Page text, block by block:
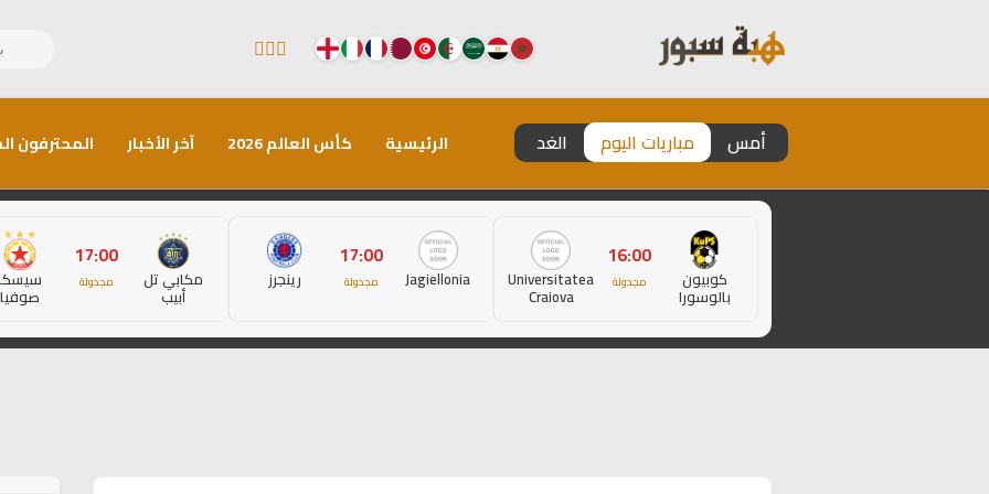
أمس مباريات اليوم الغد الرئيسية كأس العالم 2026 آخر الأخبار المحترفون
كوبيون
بالوسورا
16:00
مجدولة Universitatea
Craiova
Jagiellonia
17:00
مجدولة رينجرز مكابي تل
أبيب
17:00
مجدولة
صوفيا